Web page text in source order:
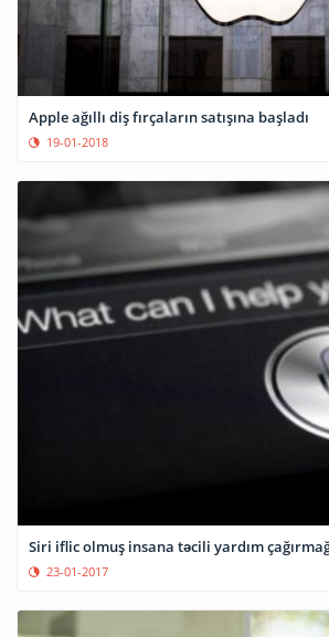
Apple ağıllı diş fırçaların satışına başladı
19-01-2018
Siri iflic olmuş insana təcili yardım
23-01-2017